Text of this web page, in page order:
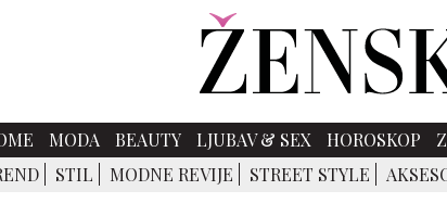
MODA BEAUTY LJUBAV & SEX HOROSKOP
STIL MODNE REVIJE STREET STYLE